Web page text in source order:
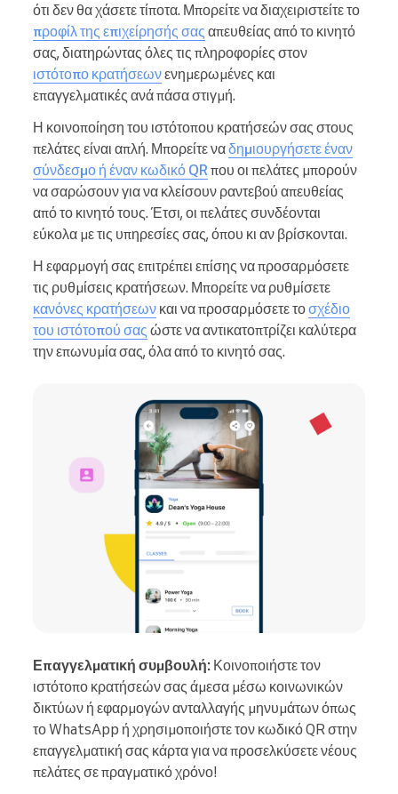
ότι δεν θα χάσετε τίποτα. Μπορείτε να διαχειριστείτε το
προφίλ της επιχείρησής σας απευθείας από το κινητό
σας, διατηρώντας όλες τις πληροφορίες στον
ιστότοπο κρατήσεωνενημερωμένες και
επαγγελματικές ανά πάσα στιγμή.
Η κοινοποίηση του ιστότοπου κρατήσεών σας στους
πελάτες είναι απλή. Μπορείτε ναδημιουργήσετε έναν
σύνδεσμο ή έναν κωδικό QRπου οι πελάτες μπορούν
να σαρώσουν για να κλείσουν ραντεβού απευθείας
από το κινητό τους. Έτσι, οι πελάτες συνδέονται
εύκολα με τις υπηρεσίες σας, όπου κι αν βρίσκονται.
Η εφαρμογή σας επιτρέπει επίσης να προσαρμόσετε
τις ρυθμίσεις κρατήσεων. Μπορείτε να ρυθμίσετε
κανόνες κρατήσεων και να προσαρμόσετε τοσχέδιο
του ιστότοπού σας ώστε να αντικατοπτρίζει καλύτερα
την επωνυμία σας, όλα από το κινητό σας.
Επαγγελματική συμβουλή: Κοινοποιήστε τον
ιστότοπο κρατήσεών σας άμεσα μέσω κοινωνικών
δικτύων ή εφαρμογών ανταλλαγής μηνυμάτων όπως
το WhatsApp ή χρησιμοποιήστε τον κωδικό QR στην
επαγγελματική σας κάρτα για να προσελκύσετε νέους
πελάτες σε πραγματικό χρόνο!